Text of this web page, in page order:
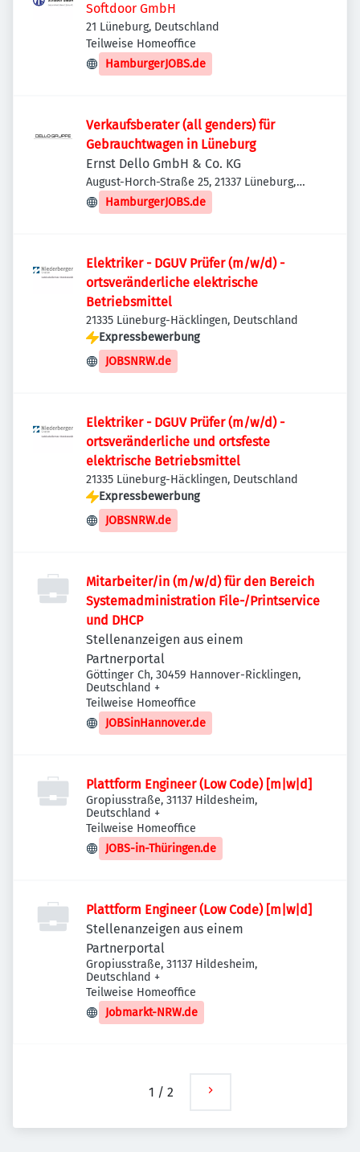
Softdoor GmbH
21 Lüneburg, Deutschland
Teilweise Homeoffice
HamburgerJOBS.de
Verkaufsberater (all genders) für
Gebrauchtwagen in Lüneburg
Ernst Dello GmbH & Co. KG
August-Horch-Straße 25, 21337 Lüneburg,
Deutschland
HamburgerJOBS.de
Elektriker - DGUV Prüfer (m/w/d) -
ortsveränderliche elektrische
Betriebsmittel
21335 Lüneburg-Häcklingen, Deutschland
Expressbewerbung
JOBSNRW.de
Elektriker - DGUV Prüfer (m/w/d) -
ortsveränderliche und ortsfeste
elektrische Betriebsmittel
21335 Lüneburg-Häcklingen, Deutschland
Expressbewerbung
JOBSNRW.de
Mitarbeiter/in (m/w/d) für den Bereich
Systemadministration File-/Printservice
und DHCP
Stellenanzeigen aus einem
Partnerportal
Göttinger Ch, 30459 Hannover-Ricklingen,
Deutschland +
Teilweise Homeoffice
JOBSinHannover.de
Plattform Engineer (Low Code) [m|w|d]
Gropiusstraße, 31137 Hildesheim,
Deutschland +
Teilweise Homeoffice
JOBS-in-Thüringen.de
Plattform Engineer (Low Code) [m|w|d]
Stellenanzeigen aus einem
Partnerportal
Gropiusstraße, 31137 Hildesheim,
Deutschland +
Teilweise Homeoffice
Jobmarkt-NRW.de
1 / 2